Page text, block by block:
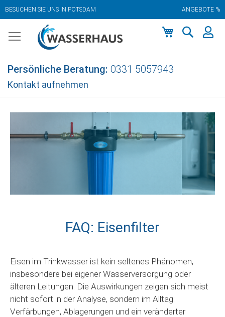
BESUCHEN SIE UNS IN POTSDAM ANGEBOTE %
Inhalt
Persönliche Beratung: 0331 5057943
Kontakt aufnehmen
FAQ: Eisenfilter
Eisen im Trinkwasser ist kein seltenes Phänomen,
insbesondere bei eigener Wasserversorgung oder
älteren Leitungen. Die Auswirkungen zeigen sich meist
nicht sofort in der Analyse, sondern im Alltag:
Verfärbungen, Ablagerungen und ein veränderter